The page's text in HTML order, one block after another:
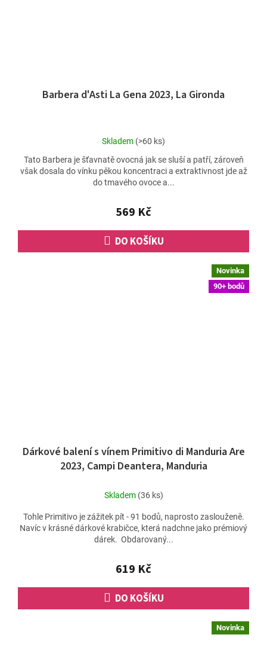
Barbera d'Asti La Gena 2023, La Gironda
Průměrné
produktu
je
4,0
5
hvězdiček.
Skladem (>60 ks)
569 Kč
DO KOŠÍKU
Tato Barbera je šťavnatě ovocná jak se sluší a patří, zároveň
však dosala do vínku pěkou koncentraci a extraktivnost jde až
do tmavého ovoce a...
Novinka
90+ bodů
Dárkové balení s vínem Primitivo di Manduria Are
2023, Campi Deantera, Manduria
Skladem (36 ks)
619 Kč
DO KOŠÍKU
Tohle Primitivo je zážitek pít - 91 bodů, naprosto zaslouženě.
Navíc v krásné dárkové krabičce, která nadchne jako prémiový
dárek. Obdarovaný...
Novinka